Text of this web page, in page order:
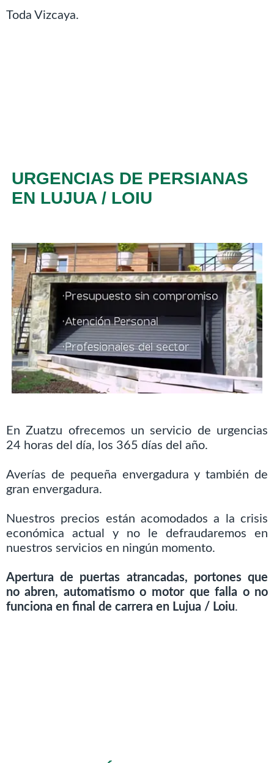
Toda Vizcaya.
URGENCIAS DE PERSIANAS
EN LUJUA / LOIU
En Zuatzu ofrecemos un servicio de urgencias
24 horas del día, los 365 días del año.
Averías de pequeña envergadura y también de
gran envergadura.
Nuestros precios están acomodados a la crisis
económica actual y no le defraudaremos en
nuestros servicios en ningún momento.
Apertura de puertas atrancadas, portones que
no abren, automatismo o motor que falla o no
funciona en final de carrera en Lujua / Loiu.